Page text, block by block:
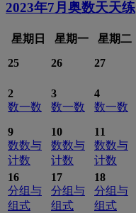
2023年7月 奥数天天练
星期日 星期一 星期二
25
26 27
2
数一数
3
数一数
4
数一数
9
数数与
计数
10
数数与
计数
11
数数与
计数
16
分组与
组式
17
分组与
组式
18
分组与
组式